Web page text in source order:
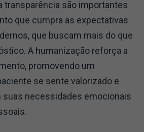
transparência são importantes
que cumpra as expectativas
que buscam mais do que
A humanização reforça a
promovendo um
se sente valorizado e
suas necessidades emocionais